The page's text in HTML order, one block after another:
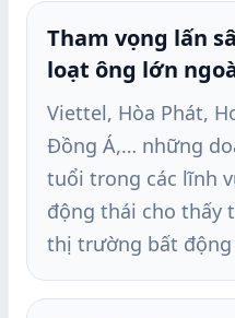
Tham vọng lấn
loạt ông lớn
Viettel, Hòa Phát,
Đồng Á,… những
tuổi trong các lĩnh
động thái cho thấy
thị trường bất động